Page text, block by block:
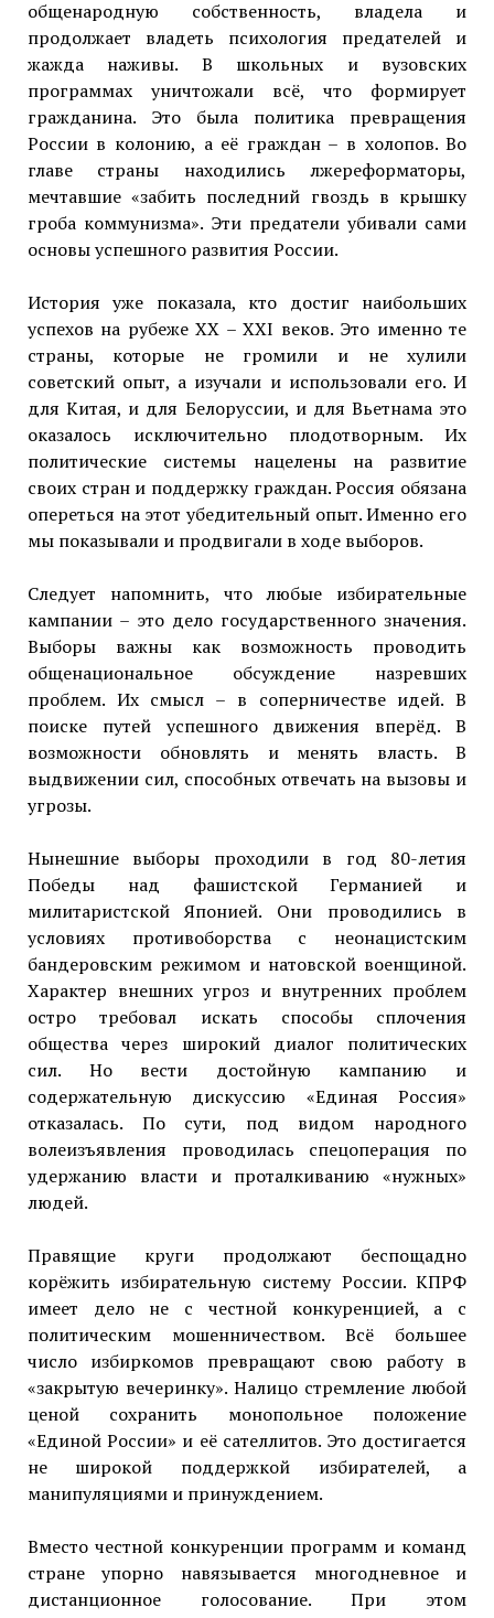
общенародную собственность, владела и
продолжает владеть психология предателей и
жажда наживы. В школьных и вузовских
программах уничтожали всё, что формирует
гражданина. Это была политика превращения
России в колонию, а её граждан – в холопов. Во
главе страны находились лжереформаторы,
мечтавшие «забить последний гвоздь в крышку
гроба коммунизма». Эти предатели убивали сами
основы успешного развития России.
История уже показала, кто достиг наибольших
успехов на рубеже ХХ – XXI веков. Это именно те
страны, которые не громили и не хулили
советский опыт, а изучали и использовали его. И
для Китая, и для Белоруссии, и для Вьетнама это
оказалось исключительно плодотворным. Их
политические системы нацелены на развитие
своих стран и поддержку граждан. Россия обязана
опереться на этот убедительный опыт. Именно его
мы показывали и продвигали в ходе выборов.
Следует напомнить, что любые избирательные
кампании – это дело государственного значения.
Выборы важны как возможность проводить
общенациональное обсуждение назревших
проблем. Их смысл – в соперничестве идей. В
поиске путей успешного движения вперёд. В
возможности обновлять и менять власть. В
выдвижении сил, способных отвечать на вызовы и
угрозы.
Нынешние выборы проходили в год 80-летия
Победы над фашистской Германией и
милитаристской Японией. Они проводились в
условиях противоборства с неонацистским
бандеровским режимом и натовской военщиной.
Характер внешних угроз и внутренних проблем
остро требовал искать способы сплочения
общества через широкий диалог политических
сил. Но вести достойную кампанию и
содержательную дискуссию «Единая Россия»
отказалась. По сути, под видом народного
волеизъявления проводилась спецоперация по
удержанию власти и проталкиванию «нужных»
людей.
Правящие круги продолжают беспощадно
корёжить избирательную систему России. КПРФ
имеет дело не с честной конкуренцией, а с
политическим мошенничеством. Всё большее
число избиркомов превращают свою работу в
«закрытую вечеринку». Налицо стремление любой
ценой сохранить монопольное положение
«Единой России» и её сателлитов. Это достигается
не широкой поддержкой избирателей, а
манипуляциями и принуждением.
Вместо честной конкуренции программ и команд
стране упорно навязывается многодневное и
дистанционное голосование. При этом